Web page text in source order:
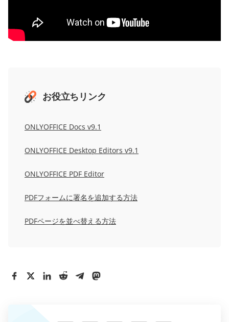
お役立ちリンク
ONLYOFFICE Docs v9.1
ONLYOFFICE Desktop Editors v9.1
ONLYOFFICE PDF Editor
PDFフォームに署名を追加する方法
PDFページを並べ替える方法